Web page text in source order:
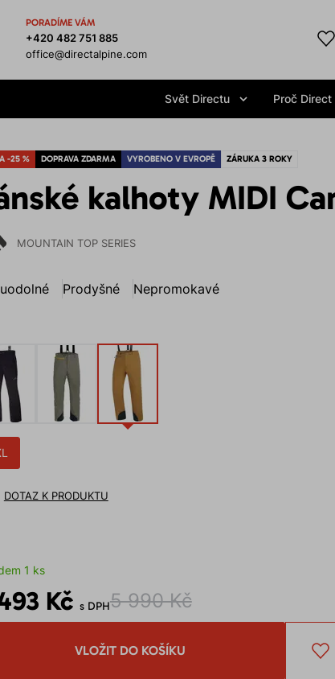
PORADÍME VÁM
+420 482 751 885
office@directalpine.com
Svět Directu Proč Direct
-25 % DOPRAVA ZDARMA VYROBENO V EVROPĚ ZÁRUKA 3 ROKY
kalhoty MIDI
MOUNTAIN TOP SERIES
Prodyšné Nepromokavé
DOTAZ K PRODUKTU
1 ks
Kč s DPH5 990 Kč
VLOŽIT DO KOŠÍKU